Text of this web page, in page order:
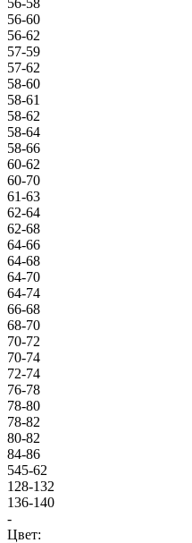
56-60
56-62
57-59
57-62
58-60
58-61
58-62
58-64
58-66
60-62
60-70
61-63
62-64
62-68
64-66
64-68
64-70
64-74
66-68
68-70
70-72
70-74
72-74
76-78
78-80
78-82
80-82
84-86
545-62
128-132
136-140
-
Цвет: